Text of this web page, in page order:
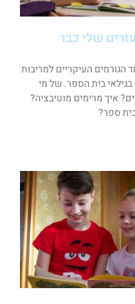
שלי כבר
הגורמים העיקריים למריבות
בגילאי בית הספר. של מי
איך מרימים מוטיבציה?
ספר?